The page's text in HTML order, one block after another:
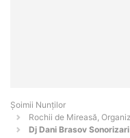
Șoimii Nunților
Rochii de Mireasă,
Dj Dani Brasov